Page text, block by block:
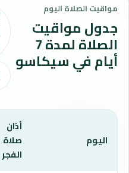
مواقيت الصلاة اليوم
جدول مواقيت
الصلاة لمدة 7
أيام في سيكاسو
اليوم
أذان
صلاة
الفجر